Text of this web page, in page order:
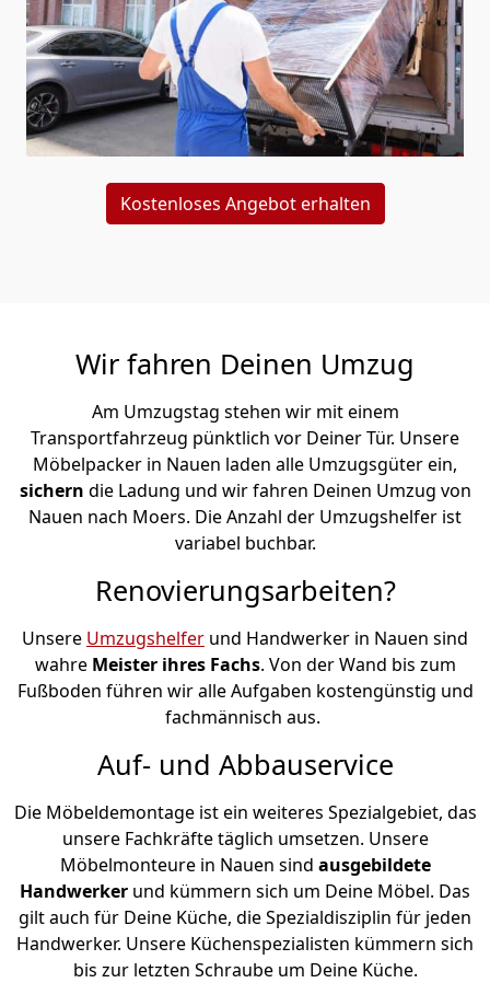
Kostenloses Angebot erhalten
Wir fahren Deinen Umzug
Am Umzugstag stehen wir mit einem
Transportfahrzeug pünktlich vor Deiner Tür. Unsere
Möbelpacker in Nauen laden alle Umzugsgüter ein,
sichern die Ladung und wir fahren Deinen Umzug von
Nauen nach Moers. Die Anzahl der Umzugshelfer ist
variabel buchbar.
Renovierungsarbeiten?
Unsere Umzugshelfer und Handwerker in Nauen sind
wahre Meister ihres Fachs. Von der Wand bis zum
Fußboden führen wir alle Aufgaben kostengünstig und
fachmännisch aus.
Auf- und Abbauservice
Die Möbeldemontage ist ein weiteres Spezialgebiet, das
unsere Fachkräfte täglich umsetzen. Unsere
Möbelmonteure in Nauen sind ausgebildete
Handwerker und kümmern sich um Deine Möbel. Das
gilt auch für Deine Küche, die Spezialdisziplin für jeden
Handwerker. Unsere Küchenspezialisten kümmern sich
bis zur letzten Schraube um Deine Küche.